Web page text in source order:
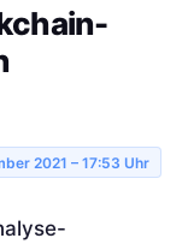
2021 – 17:53 Uhr